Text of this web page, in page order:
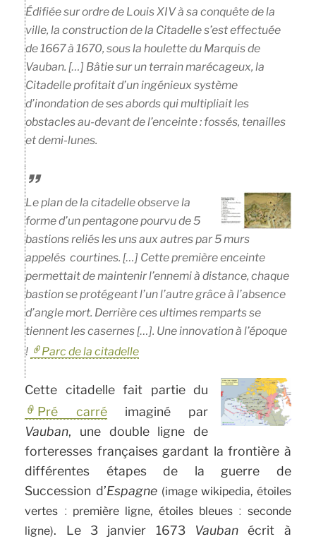
Édifiée sur ordre de Louis XIV à sa conquête de la
ville, la construction de la Citadelle s’est effectuée
de 1667 à 1670, sous la houlette du Marquis de
Vauban. […] Bâtie sur un terrain marécageux, la
Citadelle profitait d’un ingénieux système
d’inondation de ses abords qui multipliait les
obstacles au-devant de l’enceinte : fossés, tenailles
et demi-lunes.
Le plan de la citadelle observe la
forme d’un pentagone pourvu de 5
bastions reliés les uns aux autres par 5 murs
appelés courtines. […] Cette première enceinte
permettait de maintenir l’ennemi à distance, chaque
bastion se protégeant l’un l’autre grâce à l’absence
d’angle mort. Derrière ces ultimes remparts se
tiennent les casernes […]. Une innovation à l’époque
!
Parc de la citadelle
Cette citadelle fait partie du
Pré carréimaginé par
Vauban, une double ligne de
forteresses françaises gardant la frontière à
différentes étapes de la guerre de
Succession d’Espagne (image wikipedia, étoiles
vertes ː première ligne, étoiles bleues ː seconde
ligne). Le 3 janvier 1673 Vauban écrit à